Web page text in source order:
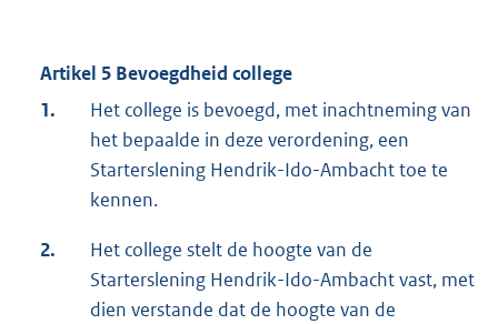
Artikel 5 Bevoegdheid college
1.
Het college is bevoegd, met inachtneming van
het bepaalde in deze verordening, een
Starterslening Hendrik-Ido-Ambacht toe te
kennen.
2.
Het college stelt de hoogte van de
Starterslening Hendrik-Ido-Ambacht vast, met
dien verstande dat de hoogte van de